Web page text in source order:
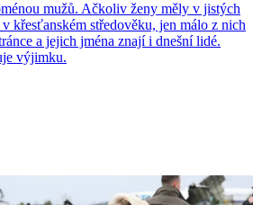
mužů. Ačkoliv ženy měly v jistých
křesťanském středověku, jen málo z nich
a jejich jména znají i dnešní lidé.
výjimku.